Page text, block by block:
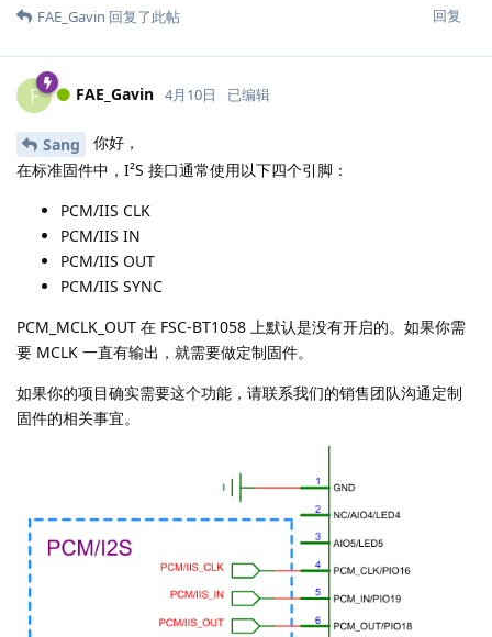
回复
FAE_Gavin 回复了此帖
F FAE_Gavin 4月10日 已编辑
Sang
你好，
在标准固件中，I²S 接口通常使用以下四个引脚：
PCM/IIS CLK
PCM/IIS IN
PCM/IIS OUT
PCM/IIS SYNC
PCM_MCLK_OUT 在 FSC-BT1058 上默认是没有开启的。如果你需
要 MCLK 一直有输出，就需要做定制固件。
如果你的项目确实需要这个功能，请联系我们的销售团队沟通定制
固件的相关事宜。